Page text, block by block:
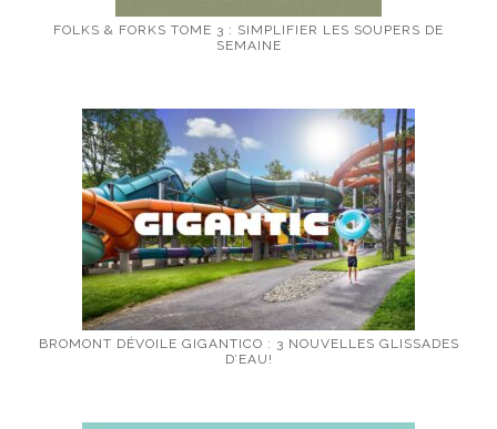
FOLKS & FORKS TOME 3 : SIMPLIFIER LES SOUPERS DE
SEMAINE
BROMONT DÉVOILE GIGANTICO : 3 NOUVELLES GLISSADES
D’EAU!